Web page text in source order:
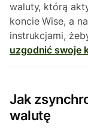
waluty, którą
koncie Wise, a
instrukcjami,
uzgodnić swoje
Jak
walutę